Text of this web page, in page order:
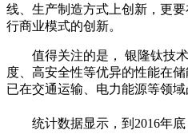
线、生产制造方式上创新，更
行商业模式的创新。
值得关注的是， 银隆钛技
度、高安全性等优异的性能在
已在交通运输、电力能源等领域
统计数据显示，到2016年